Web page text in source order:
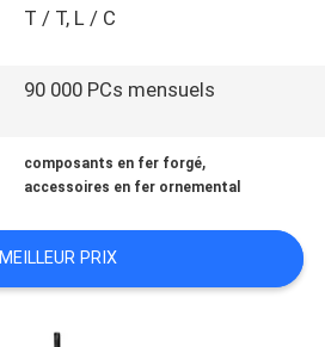
T / T, L / C
90 000 PCs mensuels
composants en fer forgé,
accessoires en fer ornemental
MEILLEUR PRIX